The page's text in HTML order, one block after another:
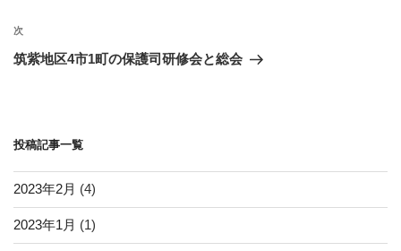
ビ
ゲ
ン
投
稿
次
の
次
筑紫地区4市1町の保護司研修会と総会
投稿記事一覧
2023年2月 (4)
2023年1月 (1)